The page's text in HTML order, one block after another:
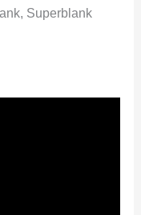
Superblank